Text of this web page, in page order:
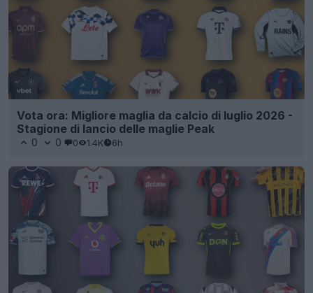
Vota ora: Migliore maglia da calcio di luglio 2026 -
Stagione di lancio delle maglie Peak
0 0 0 1.4K 6h